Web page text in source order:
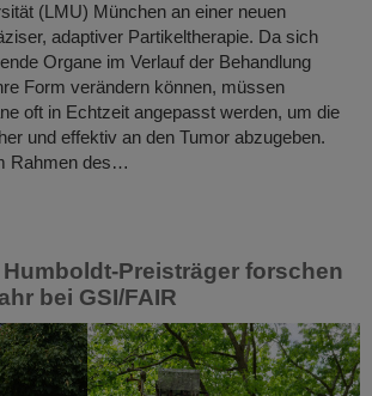
(LMU) München an einer neuen
adaptiver Partikeltherapie. Da sich
Organe im Verlauf der Behandlung
Form verändern können, müssen
oft in Echtzeit angepasst werden, um die
und effektiv an den Tumor abzugeben.
Rahmen des…
Preisträger forschen
bei GSI/FAIR